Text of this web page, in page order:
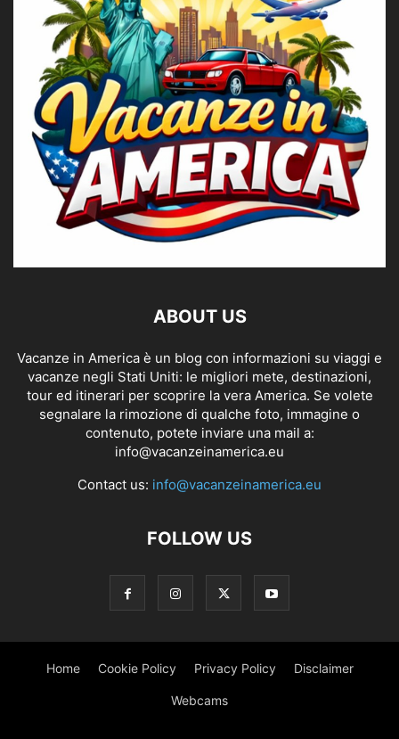
ABOUT US
Vacanze in America è un blog con informazioni su viaggi e
vacanze negli Stati Uniti: le migliori mete, destinazioni,
tour ed itinerari per scoprire la vera America. Se volete
segnalare la rimozione di qualche foto, immagine o
contenuto, potete inviare una mail a:
info@vacanzeinamerica.eu
Contact us: info@vacanzeinamerica.eu
FOLLOW US
Home Cookie Policy Privacy Policy Disclaimer
Webcams